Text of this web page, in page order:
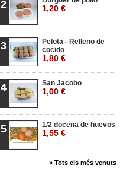
2 1,20 €
3
Pelota - Relleno de
cocido
1,80 €
4 San Jacobo
1,00 €
5 1/2 docena de huevos
1,55 €
» Tots els més venuts